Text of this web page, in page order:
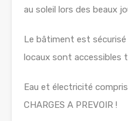
au soleil lors des beaux
Le bâtiment est sécurisé
locaux sont accessibles
Eau et électricité
CHARGES A PREVOIR !